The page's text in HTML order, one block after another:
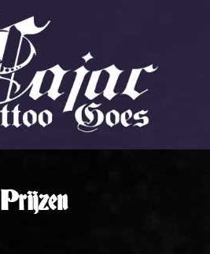
Prijzen